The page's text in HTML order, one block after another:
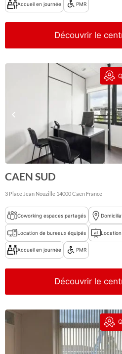
Accueil en journée PMR
Découvrir le
CAEN SUD
3 Place Jean Nouzille 14000Caen France
Coworking espaces partagés
Location de bureaux équipés Location
Accueil en journée PMR
Découvrir le